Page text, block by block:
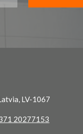
LV-1067
20277153